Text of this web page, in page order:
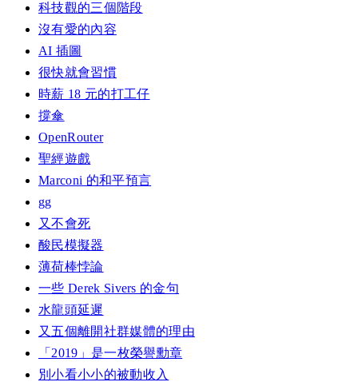
科技觀的三個階段
沒有愛的內容
AI 插圖
很快就會習慣
時薪 18 元的打工仔
撐傘
OpenRouter
聖經遊戲
Marconi 的和平預言
gg
又不會死
酸民模擬器
薄荷棒悖論
一些 Derek Sivers 的金句
水龍頭延遲
又五個離開社群媒體的理由
「2019」是一枚榮譽勳章
別小看小小的被動收入